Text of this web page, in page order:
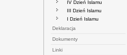
IV Dzień Islamu
III Dzień Islamu
I Dzień Islamu
Deklaracja
Dokumenty
Linki